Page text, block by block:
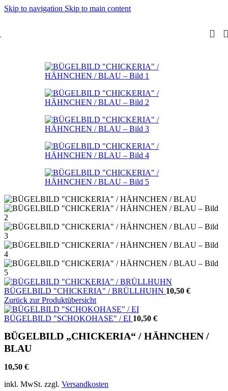
Skip to navigation Skip to main content
BÜGELBILD "CHICKERIA" / BRÜLLHUHN 10,50 €
Zurück zur Produktübersicht
BÜGELBILD "SCHOKOHASE" / EI 10,50 €
BÜGELBILD „CHICKERIA“ / HÄHNCHEN /
BLAU
10,50 €
inkl. MwSt. zzgl. Versandkosten